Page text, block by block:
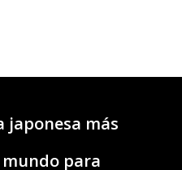
japonesa más
para